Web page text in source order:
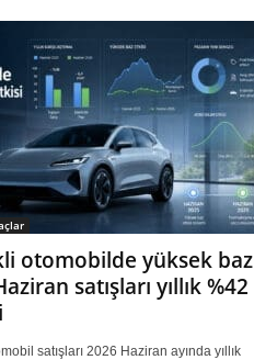
otomobilde yüksek baz
satışları yıllık %42
satışları 2026 Haziran ayında yıllık